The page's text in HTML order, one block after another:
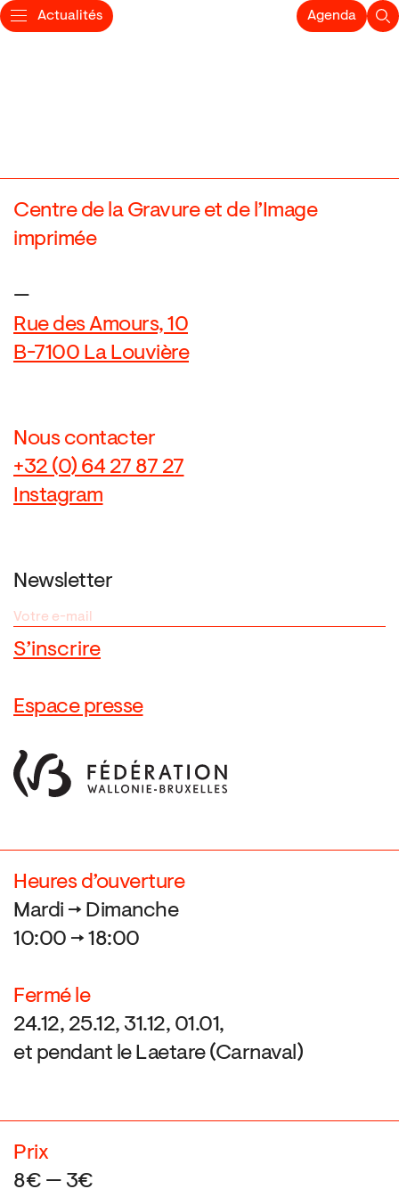
Actualités Agenda
Centre de la Gravure et de l’Image
imprimée
—
Rue des Amours, 10
B-7100 La Louvière
Nous contacter
+32 (0) 64 27 87 27
Instagram
Newsletter
Espace presse
Heures d’ouverture
Mardi → Dimanche
10:00 → 18:00
Fermé le
24.12, 25.12, 31.12, 01.01,
et pendant le Laetare (Carnaval)
Prix
8€ — 3€